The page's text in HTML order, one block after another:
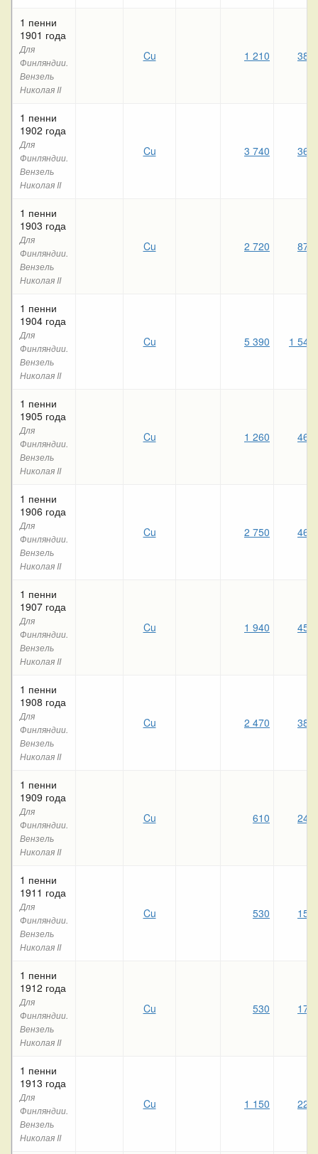
1 пенни
1901 года
Для
Финляндии.
Вензель
Николая II
Cu 1 210 380
1 пенни
1902 года
Для
Финляндии.
Вензель
Николая II
Cu 3 740 360
1 пенни
1903 года
Для
Финляндии.
Вензель
Николая II
Cu 2 720 870
1 пенни
1904 года
Для
Финляндии.
Вензель
Николая II
Cu 5 390 1 540
1 пенни
1905 года
Для
Финляндии.
Вензель
Николая II
Cu 1 260 460
1 пенни
1906 года
Для
Финляндии.
Вензель
Николая II
Cu 2 750 460
1 пенни
1907 года
Для
Финляндии.
Вензель
Николая II
Cu 1 940 450
1 пенни
1908 года
Для
Финляндии.
Вензель
Николая II
Cu 2 470 380
1 пенни
1909 года
Для
Финляндии.
Вензель
Николая II
Cu 610 240
1 пенни
1911 года
Для
Финляндии.
Вензель
Николая II
Cu 530 150
1 пенни
1912 года
Для
Финляндии.
Вензель
Николая II
Cu 530 170
1 пенни
1913 года
Для
Финляндии.
Вензель
Николая II
Cu 1 150 220